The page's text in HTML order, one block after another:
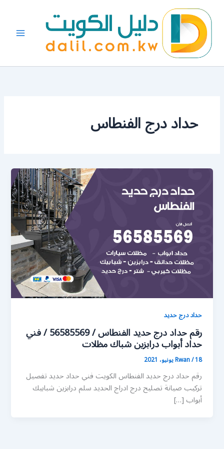
المحتوى
حداد درج الفنطاس
حداد درج حديد
رقم حداد درج حديد الفنطاس / 56585569 / فني
حداد أبواب درابزين شباك مظلات
Rwan/18 يونيو، 2021
رقم حداد درج حديد الفنطاس الكويت فني حداد حديد تفصيل
تركيب صيانة تصليح درج ادراج الحديد سلم درابزين شبابيك
أبواب […]